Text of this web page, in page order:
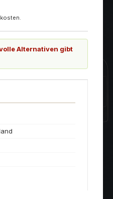
Alternativen gibt